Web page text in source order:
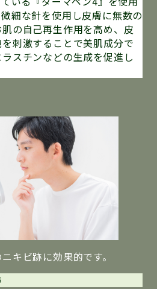
細な針を使用し皮膚に無数の
の自己再生作用を高め、皮
刺激することで美肌成分で
スチンなどの生成を促進し
キビ跡に効果的です。